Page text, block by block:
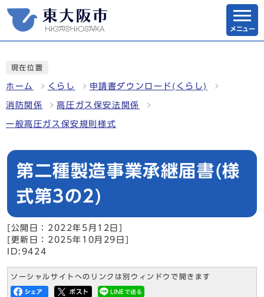
メニュー
現在位置
ホーム くらし 申請書ダウンロード(くらし)
消防関係 高圧ガス保安法関係
一般高圧ガス保安規則様式
第二種製造事業承継届書(様
式第3の2)
[公開日：2022年5月12日]
[更新日：2025年10月29日]
ID:9424
ソーシャルサイトへのリンクは別ウィンドウで開きます